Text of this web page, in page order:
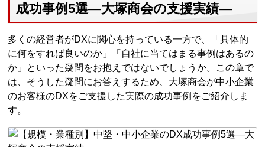
成功事例5選―大塚商会の支援実績―
多くの経営者がDXに関心を持っている一方で、「具体的
に何をすれば良いのか」「自社に当てはまる事例はあるの
か」といった疑問をお抱えではないでしょうか。この章で
は、そうした疑問にお答えするため、大塚商会が中小企業
のお客様のDXをご支援した実際の成功事例をご紹介しま
す。